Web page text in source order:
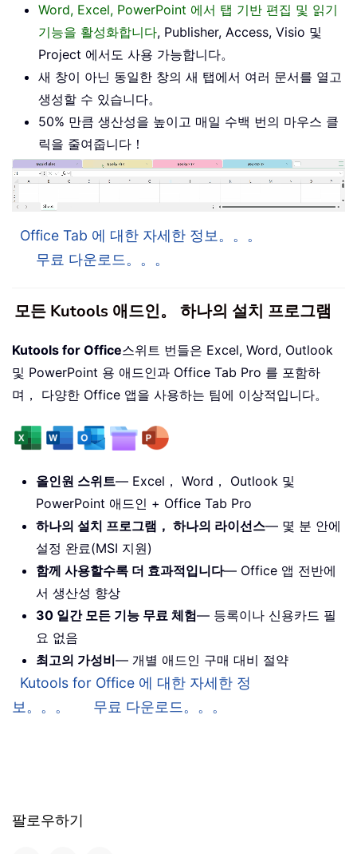
Word, Excel, PowerPoint 에서 탭 기반 편집 및 읽기
기능을 활성화합니다, Publisher, Access, Visio 및
Project 에서도 사용 가능합니다。
새 창이 아닌 동일한 창의 새 탭에서 여러 문서를 열고
생성할 수 있습니다。
50% 만큼 생산성을 높이고 매일 수백 번의 마우스 클
릭을 줄여줍니다！
Office Tab 에 대한 자세한 정보。。。
무료 다운로드。。。
모든 Kutools 애드인。 하나의 설치 프로그램
Kutools for Office스위트 번들은 Excel, Word, Outlook
및 PowerPoint 용 애드인과 Office Tab Pro 를 포함하
며， 다양한 Office 앱을 사용하는 팀에 이상적입니다。
올인원 스위트— Excel， Word， Outlook 및
PowerPoint 애드인 + Office Tab Pro
하나의 설치 프로그램， 하나의 라이선스— 몇 분 안에
설정 완료(MSI 지원)
함께 사용할수록 더 효과적입니다— Office 앱 전반에
서 생산성 향상
30 일간 모든 기능 무료 체험— 등록이나 신용카드 필
요 없음
최고의 가성비— 개별 애드인 구매 대비 절약
Kutools for Office 에 대한 자세한 정
보。。。
무료 다운로드。。。
팔로우하기